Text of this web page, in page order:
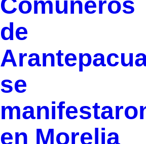
Comuneros
de
se
en Morelia